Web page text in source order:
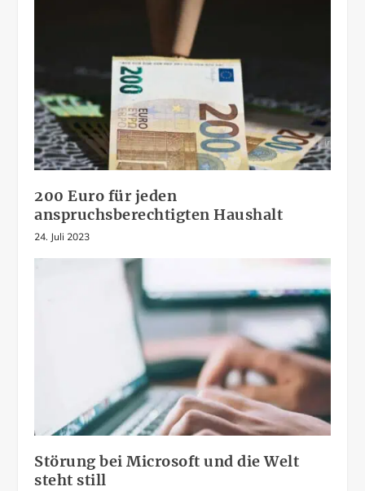
200 Euro für jeden
anspruchsberechtigten Haushalt
24. Juli 2023
Störung bei Microsoft und die Welt
steht still